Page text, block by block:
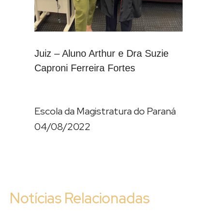
Juiz – Aluno Arthur e Dra Suzie
Caproni Ferreira Fortes
Escola da Magistratura do Paraná
04/08/2022
Notícias Relacionadas